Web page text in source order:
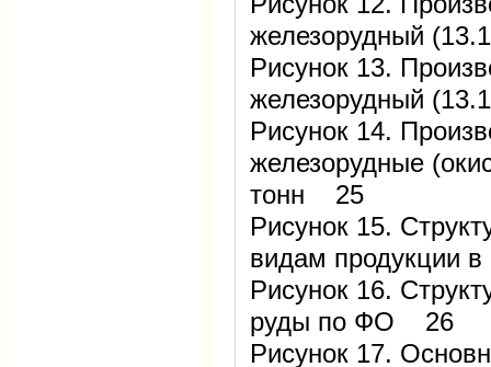
железорудный
Рисунок 13.
железорудный
Рисунок 14.
железорудные
тонн 25
Рисунок 15.
видам продукции
Рисунок 16.
руды по ФО 26
Рисунок 17.